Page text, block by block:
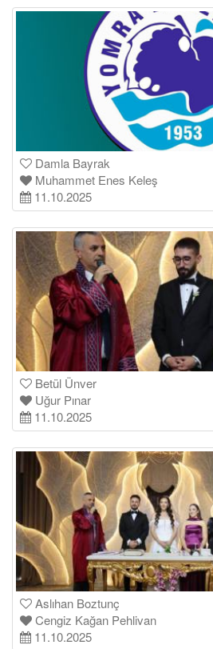
Damla Bayrak
Muhammet Enes Keleş
11.10.2025
Betül Ünver
Uğur Pınar
11.10.2025
Aslıhan Boztunç
Cengiz Kağan Pehlivan
11.10.2025